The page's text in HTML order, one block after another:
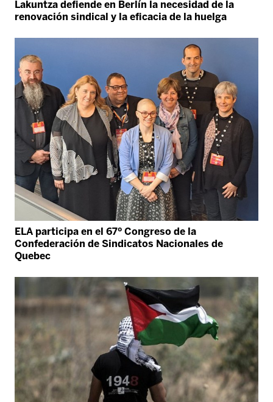
Lakuntza defiende en Berlín la necesidad de la
renovación sindical y la eficacia de la huelga
ELA participa en el 67º Congreso de la
Confederación de Sindicatos Nacionales de
Quebec